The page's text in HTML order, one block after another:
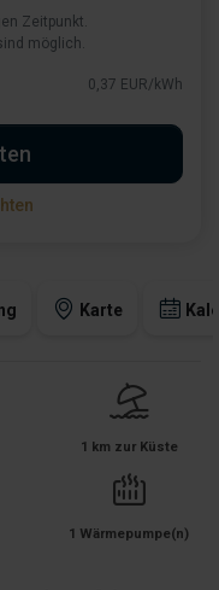
Karte
1 km zur Küste
1 Wärmepumpe(n)
Zeitpunkt.
möglich.
0,37 EUR/kWh